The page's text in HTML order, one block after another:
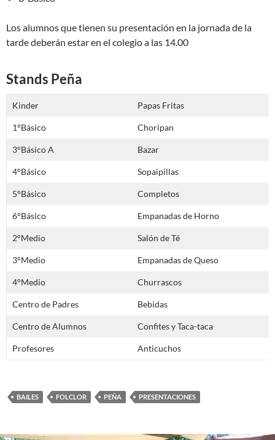
Los alumnos que tienen su presentación en la jornada de la
tarde deberán estar en el colegio a las 14.00
Stands Peña
Kinder Papas Fritas
1°Básico Choripan
3°Básico A Bazar
4°Básico Sopaipillas
5°Básico Completos
6°Básico Empanadas de Horno
2°Medio Salón de Té
3°Medio Empanadas de Queso
4°Medio Churrascos
Centro de Padres Bebidas
Centro de Alumnos Confites y Taca-taca
Profesores Anticuchos
BAILES FOLCLOR PEÑA PRESENTACIONES